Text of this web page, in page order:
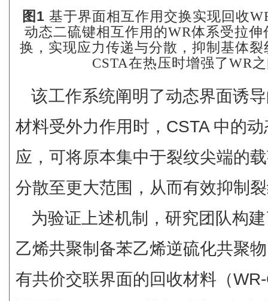
图 1 基于界面相互作用交换实现回收
动态二硫键相互作用的WR体系受拉伸
换，实现应力传递与分散，抑制基体裂
CSTA在热压时增强了WR
该工作系统阐明了动态界面诱
材料受外力作用时，CSTA 中的
应，可将原本集中于裂纹尖端的
分散至更大范围，从而有效抑制
为验证上述机制，研究团队构
乙烯共聚制备苯乙烯逆硫化共聚
有共价交联界面的回收材料（